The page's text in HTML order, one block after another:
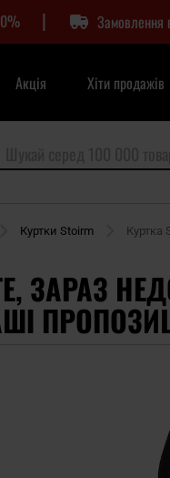
| Замовлення
Акція Хіти продажів
Куртки Stoirm Куртка
ЗАРАЗ